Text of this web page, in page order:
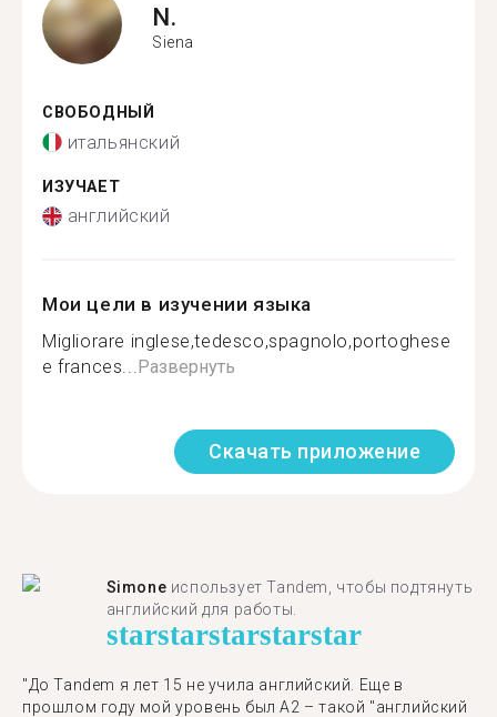
N.
Siena
СВОБОДНЫЙ
итальянский
ИЗУЧАЕТ
английский
Мои цели в изучении языка
Migliorare inglese,tedesco,spagnolo,portoghese
e frances...Развернуть
Скачать приложение
Simone использует Tandem, чтобы подтянуть
английский для работы.
starstarstarstarstar
"До Tandem я лет 15 не учила английский. Еще в
прошлом году мой уровень был A2 – такой "английский